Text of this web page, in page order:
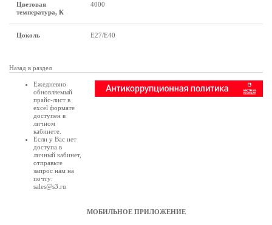
Цветовая
температура, К
4000
Цоколь E27/E40
Назад в раздел
Ежедневно
обновляемый
прайс-лист в
excel формате
доступен в
личном
кабинете
Если у Вас нет
доступа в
личный кабинет,
отправьте
запрос нам на
почту:
sales@s3.ru
МОБИЛЬНОЕ ПРИЛОЖЕНИЕ